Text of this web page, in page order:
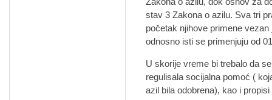
stav 3 Zakona o azilu. Sva tri
početak njihove primene
odnosno isti se primenjuju od
U skorije vreme bi trebalo da
regulisala socijalna pomoć (
azil bila odobrena), kao i